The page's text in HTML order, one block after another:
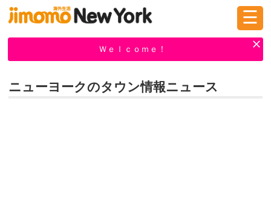
☰
Ｗｅｌｃｏｍｅ！
ニューヨークのタウン情報ニュース